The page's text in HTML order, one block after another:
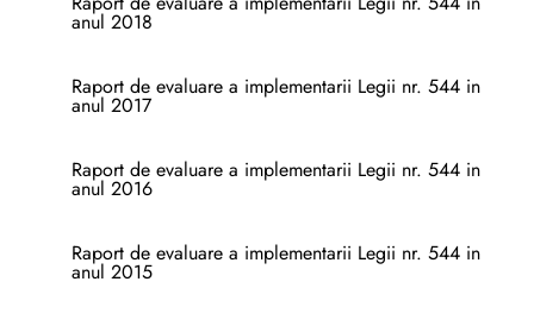
anul 2018
Raport de evaluare a implementarii Legii nr. 544 in
anul 2017
Raport de evaluare a implementarii Legii nr. 544 in
anul 2016
Raport de evaluare a implementarii Legii nr. 544 in
anul 2015